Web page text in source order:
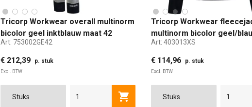
Tricorp Workwear overall multinorm
bicolor geel inktblauw maat 42
Art: 753002GE42
€ 212,39 p. stuk
Excl. BTW
42 46 50
Toevoegen aan winkelwagen
Tricorp Workwear
multinorm bicolor geel/
XS
Art: 403013XS
€ 114,96 p. stuk
Excl. BTW
XS M